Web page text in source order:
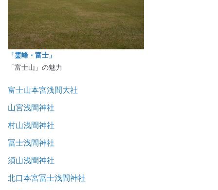
「霊峰・富士」
「富士山」の魅力
富士山本宮浅間大社
山宮浅間神社
村山浅間神社
冨士浅間神社
須山浅間神社
北口本宮冨士浅間神社